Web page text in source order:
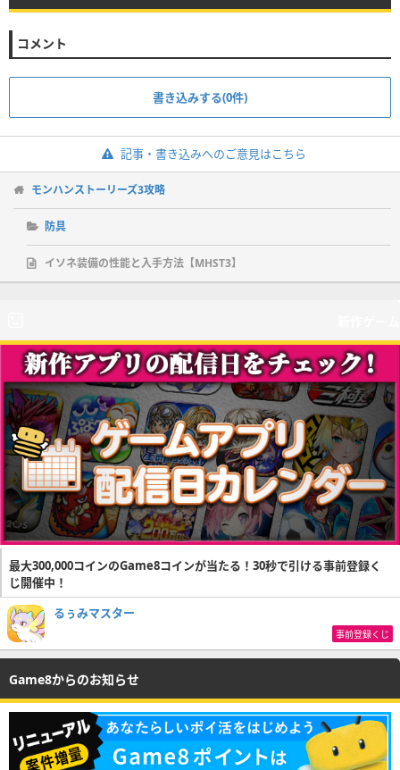
コメント
書き込みする(0件)
記事・書き込みへのご意見はこちら
モンハンストーリーズ3攻略
防具
イソネ装備の性能と入手方法【MHST3】
最大300,000コインのGame8コインが当たる！30秒で引ける事前登録く
じ開催中！
るぅみマスター
事前登録くじ
Game8からのお知らせ